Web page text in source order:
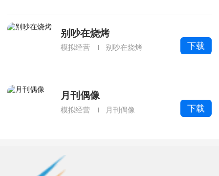
别吵在烧烤
模拟经营 别吵在烧烤 下载
月刊偶像
模拟经营 月刊偶像 下载